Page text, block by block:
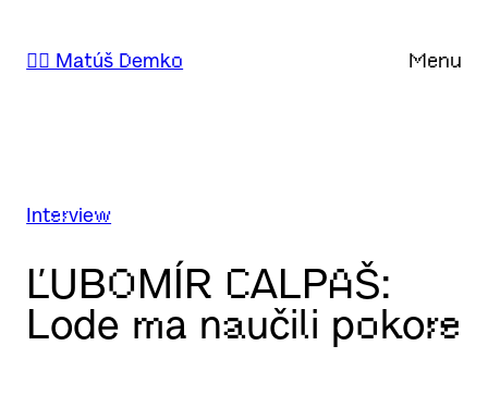
na🙋‍♂️ Matúš Demko Menu
Interview
ĽUBOMÍR CALPAŠ:
Lode ma naučili pokore